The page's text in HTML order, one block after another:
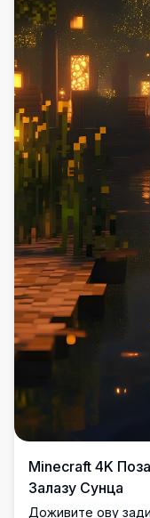
Minecraft 4K
Залазу Сунца
Доживите ову